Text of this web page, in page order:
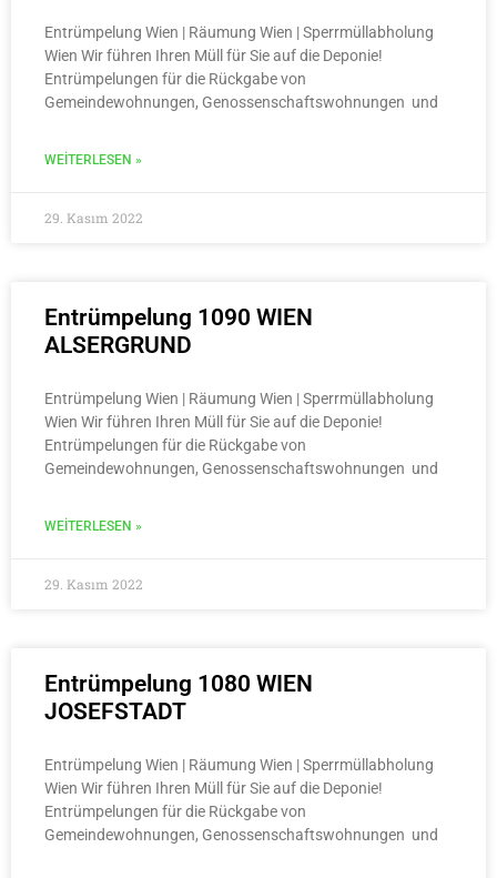
Entrümpelung Wien | Räumung Wien | Sperrmüllabholung
Wien Wir führen Ihren Müll für Sie auf die Deponie!
Entrümpelungen für die Rückgabe von
Gemeindewohnungen, Genossenschaftswohnungen und
WEITERLESEN »
29. Kasım 2022
Entrümpelung 1090 WIEN
ALSERGRUND
Entrümpelung Wien | Räumung Wien | Sperrmüllabholung
Wien Wir führen Ihren Müll für Sie auf die Deponie!
Entrümpelungen für die Rückgabe von
Gemeindewohnungen, Genossenschaftswohnungen und
WEITERLESEN »
29. Kasım 2022
Entrümpelung 1080 WIEN
JOSEFSTADT
Entrümpelung Wien | Räumung Wien | Sperrmüllabholung
Wien Wir führen Ihren Müll für Sie auf die Deponie!
Entrümpelungen für die Rückgabe von
Gemeindewohnungen, Genossenschaftswohnungen und